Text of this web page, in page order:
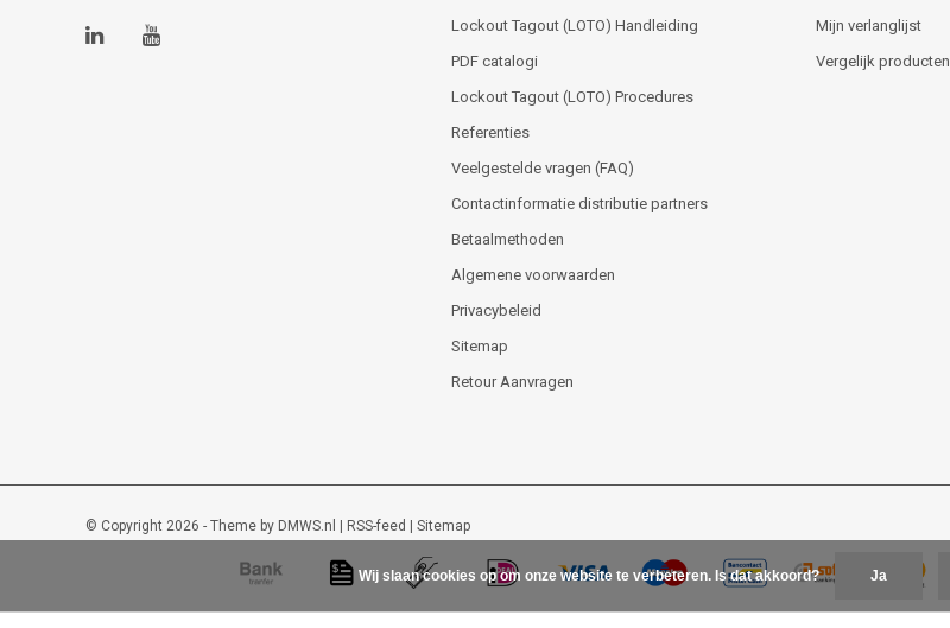
Lockout Tagout (LOTO) Handleiding
PDF catalogi
Lockout Tagout (LOTO) Procedures
Referenties
Veelgestelde vragen (FAQ)
Contactinformatie distributie partners
Betaalmethoden
Algemene voorwaarden
Privacybeleid
Sitemap
Retour Aanvragen
Mijn verlanglijst
Vergelijk producten
© Copyright 2026 - Theme by DMWS.nl | RSS-feed | Sitemap
Lockout-tagout-shop 9/10-48beoordelingen opKiyoh
Wij slaan cookies op om onze website te verbeteren. Is dat akkoord? Ja